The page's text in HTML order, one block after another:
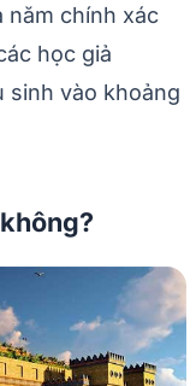
năm chính xác
học giả
sinh vào khoảng